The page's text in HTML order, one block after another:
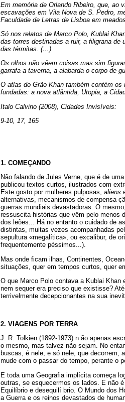
Em memória de Orlando Ribeiro, que, ao
escavações em Vila Nova de S. Pedro,
Faculdade de Letras de Lisboa em
Só nos relatos de Marco Polo, Kublai
das torres destinadas a ruir, a filigrana de
das térmitas. (…)
Os olhos não vêem coisas mas sim
garrafa a taverna, a alabarda o corpo de
O atlas do Grão Khan também contém
fundadas: a nova atlântida, Utopia, a
Italo Calvino (2008), Cidades Invisíveis:
9-10, 17, 165
1. COMEÇANDO
Não falando de Jules Verne, que é de
publicou textos curtos, ilustrados com
Este gosto por mulheres pulposas, aliens
alternativas, mecanismos de compensa
guerras mundiais devastadoras. O
ressuscita histórias que vêm pelo menos
dos leões... Há no entanto o cuidado de
distintas, muitas vezes acompanhadas
sepultura «megalítica», ou excalibur, de
frequentemente péssimos...).
Mas onde ficam ilhas, Continentes,
situações, quer em tempos curtos, quer
O que Marco Polo contava a Kublai
nem sequer era preciso que existisse?
terrivelmente decepcionantes na sua
2. VIAGENS POR TERRA
J. R. Tolkien (1892-1973) n ão apenas
o mesmo, mas talvez não sejam. No
buscas, é nele, e só nele, que decorrem,
mude com o passar do tempo, perante o
E toda uma Geografia implícita começa
outras, se esquecermos os lados. E não
Equilíbrio e desequilí brio. O Mundo dos
a Guerra e os reinos devastados de